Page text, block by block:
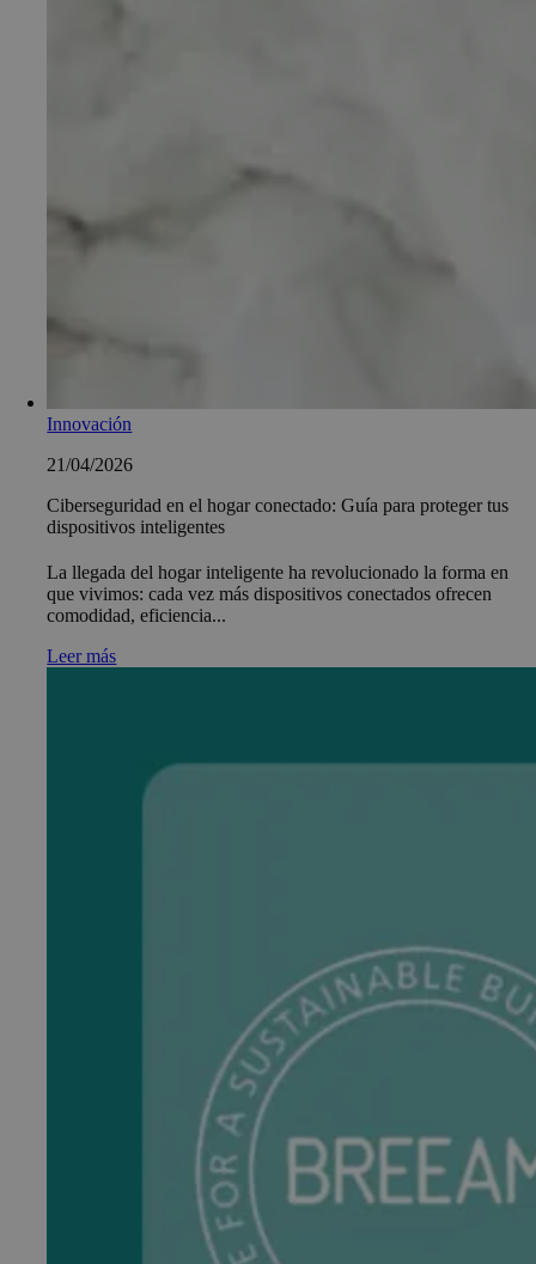
Innovación
21/04/2026
Ciberseguridad en el hogar conectado: Guía para proteger tus
dispositivos inteligentes
La llegada del hogar inteligente ha revolucionado la forma en
que vivimos: cada vez más dispositivos conectados ofrecen
comodidad, eficiencia...
Leer más